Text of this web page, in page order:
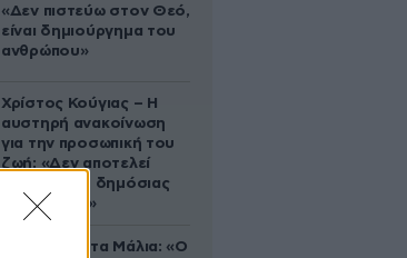
«Δεν πιστεύω στον Θεό,
είναι δημιούργημα του
ανθρώπου»
Χρίστος Κούγιας – Η
αυστηρή ανακοίνωση
για την προσωπική του
ζωή: «Δεν αποτελεί
αντικείμενο δημόσιας
συζήτησης»
Τραγωδία στα Μάλια: «Ο